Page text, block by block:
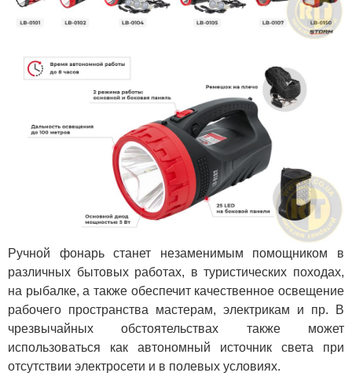
Ручной фонарь станет незаменимым помощником в
различных бытовых работах, в туристических походах,
на рыбалке, а также обеспечит качественное освещение
рабочего пространства мастерам, электрикам и пр. В
чрезвычайных обстоятельствах также может
использоваться как автономный источник света при
отсутствии электросети и в полевых условиях.